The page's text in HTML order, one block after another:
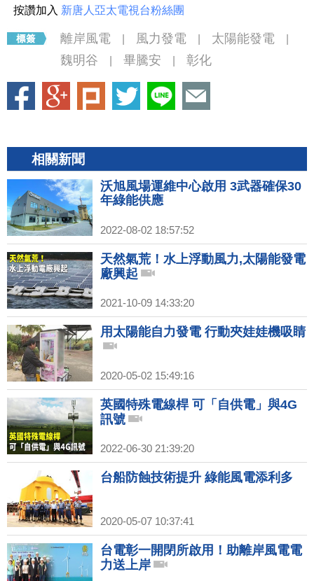
按讚加入 新唐人亞太電視台粉絲團
離岸風電 風力發電 太陽能發電
魏明谷 畢騰安 彰化
相關新聞
沃旭風場運維中心啟用 3武器確保30
年綠能供應
2022-08-02 18:57:52
天然氣荒！水上浮動風力,太陽能發電
廠興起
2021-10-09 14:33:20
用太陽能自力發電 行動夾娃娃機吸睛
2020-05-02 15:49:16
英國特殊電線桿 可「自供電」與4G
訊號
2022-06-30 21:39:20
台船防蝕技術提升 綠能風電添利多
2020-05-07 10:37:41
台電彰一開閉所啟用！助離岸風電電
力送上岸